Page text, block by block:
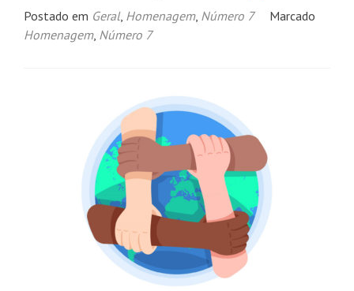
Postado em Geral, Homenagem, Número 7
Marcado
Homenagem, Número 7